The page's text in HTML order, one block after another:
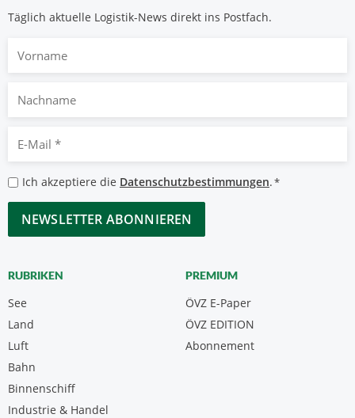
Täglich aktuelle Logistik-News direkt ins Postfach.
Nachname
Mail
*
Datenschutzbestimmungen
*
Ich akzeptiere die Datenschutzbestimmungen.*
CAPTCHA
RUBRIKEN
See
Land
Luft
Bahn
Binnenschiff
Industrie & Handel
PREMIUM
ÖVZ E-Paper
Abonnement
ÖVZ EDITION